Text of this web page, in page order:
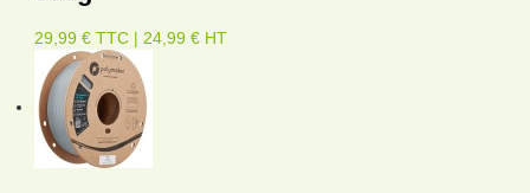
29,99 € TTC | 24,99 € HT